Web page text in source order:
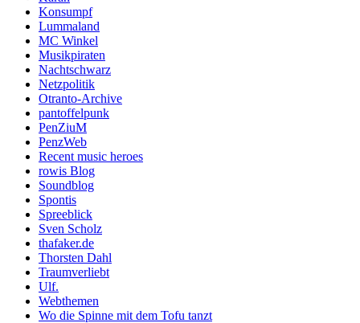
Konsumpf
Lummaland
MC Winkel
Musikpiraten
Nachtschwarz
Netzpolitik
Otranto-Archive
pantoffelpunk
PenZiuM
PenzWeb
Recent music heroes
rowis Blog
Soundblog
Spontis
Spreeblick
Sven Scholz
thafaker.de
Thorsten Dahl
Traumverliebt
Ulf.
Webthemen
Wo die Spinne mit dem Tofu tanzt